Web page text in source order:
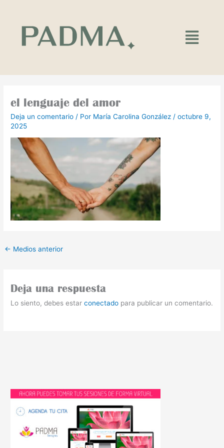
contenido
Main
Menu
el lenguaje del amor
Deja un comentario / Por María Carolina González /octubre 9,
2025
← Medios anterior
Deja una respuesta
Lo siento, debes estarconectado para publicar un comentario.